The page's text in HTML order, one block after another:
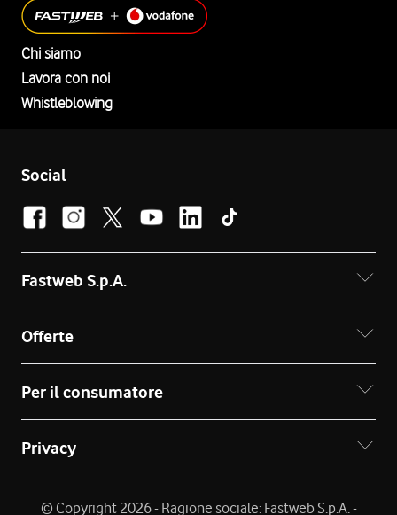
Chi siamo
Lavora con noi
Whistleblowing
Social
Fastweb S.p.A.
Offerte
Per il consumatore
Privacy
© Copyright 2026 - Ragione sociale: Fastweb S.p.A. -